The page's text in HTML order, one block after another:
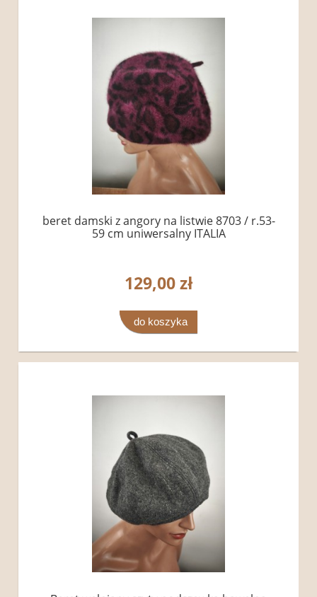
beret damski z angory na listwie 8703 / r.53-
59 cm uniwersalny ITALIA
129,00 zł
do koszyka